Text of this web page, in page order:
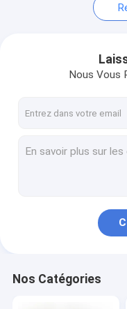
Nous Vous
Nos Catégories